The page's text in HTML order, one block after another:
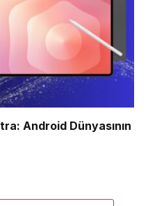
Android Dünyasının